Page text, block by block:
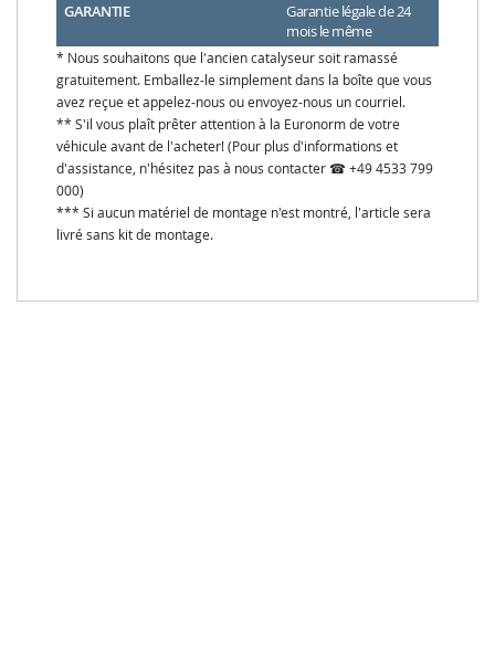
GARANTIE
Garantie légale de 24
mois le même
* Nous souhaitons que l'ancien catalyseur soit ramassé
gratuitement. Emballez-le simplement dans la boîte que vous
avez reçue et appelez-nous ou envoyez-nous un courriel.
** S'il vous plaît prêter attention à la Euronorm de votre
véhicule avant de l'acheter! (Pour plus d'informations et
d'assistance, n'hésitez pas à nous contacter ☎ +49 4533 799
000)
*** Si aucun matériel de montage n'est montré, l'article sera
livré sans kit de montage.